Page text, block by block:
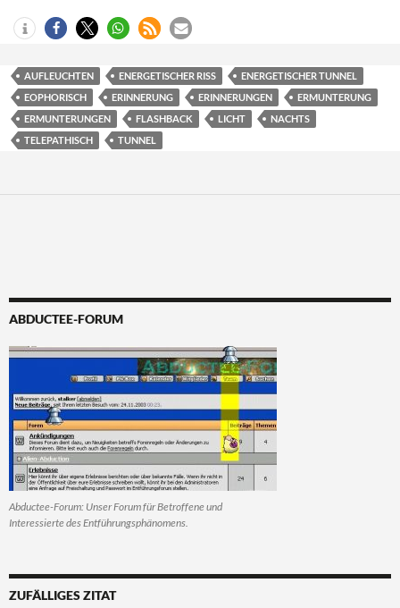
AUFLEUCHTEN ENERGETISCHER RISS
ENERGETISCHER TUNNEL
EOPHORISCH
ERINNERUNG ERINNERUNGEN
ERMUNTERUNG
ERMUNTERUNGEN
FLASHBACK LICHT
NACHTS
TELEPATHISCH
TUNNEL
ABDUCTEE-FORUM
Abductee-Forum: Unser Forum für Betroffene und
Interessierte des Entführungsphänomens.
ZUFÄLLIGES ZITAT